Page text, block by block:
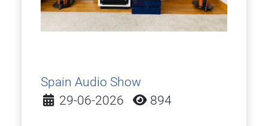
Spain Audio Show
Detalles
29-06-2026 894